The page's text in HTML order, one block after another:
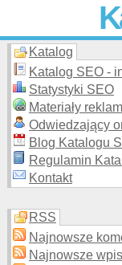
Skuteczna i
Katalog
Katalog SEO -
Statystyki SEO
Materiały
Odwiedzający
Blog Katalogu
Regulamin
Kontakt
RSS
Najnowsze
Najnowsze